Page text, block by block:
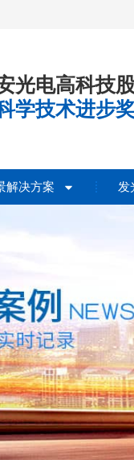
光电高科技
学技术进步
解决方案 发